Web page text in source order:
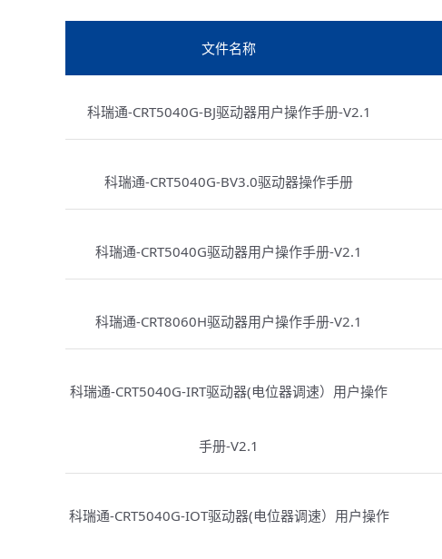
文件名称
科瑞通-CRT5040G-BJ驱动器用户操作手册-V2.1
科瑞通-CRT5040G-BV3.0驱动器操作手册
科瑞通-CRT5040G驱动器用户操作手册-V2.1
科瑞通-CRT8060H驱动器用户操作手册-V2.1
科瑞通-CRT5040G-IRT驱动器(电位器调速）用户操作
手册-V2.1
科瑞通-CRT5040G-IOT驱动器(电位器调速）用户操作